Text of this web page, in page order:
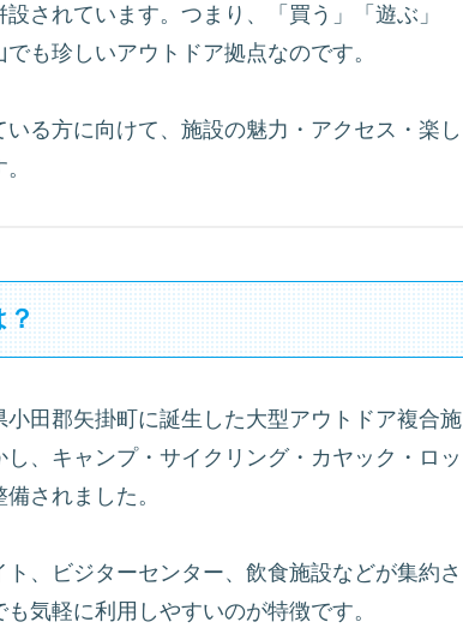
されています。つまり、「買う」「遊ぶ」
も珍しいアウトドア拠点なのです。
る方に向けて、施設の魅力・アクセス・楽し
？
小田郡矢掛町に誕生した大型アウトドア複合施
、キャンプ・サイクリング・カヤック・ロッ
されました。
、ビジターセンター、飲食施設などが集約さ
気軽に利用しやすいのが特徴です。